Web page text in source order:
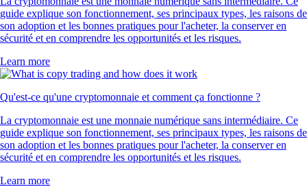
guide explique son fonctionnement, ses principaux types, les raisons de
son adoption et les bonnes pratiques pour l'acheter, la conserver en
sécurité et en comprendre les opportunités et les risques.
Learn more
Qu'est-ce qu'une cryptomonnaie et comment ça fonctionne ?
La cryptomonnaie est une monnaie numérique sans intermédiaire. Ce
guide explique son fonctionnement, ses principaux types, les raisons de
son adoption et les bonnes pratiques pour l'acheter, la conserver en
sécurité et en comprendre les opportunités et les risques.
Learn more